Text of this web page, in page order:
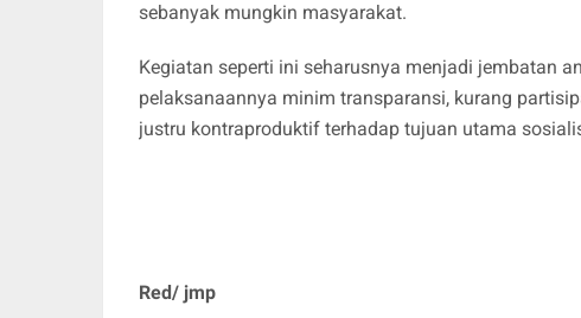
sebanyak mungkin masyarakat.
Kegiatan seperti ini seharusnya menjadi jembatan
pelaksanaannya minim transparansi, kurang
justru kontraproduktif terhadap tujuan utama
Red/ jmp